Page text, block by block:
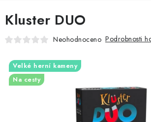
OLOHRANÍ
Kluster DUO
Neohodnoceno Podrobnosti
Velké herní kameny
Na cesty